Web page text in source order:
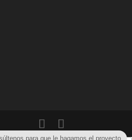
para que le hagamos el proyecto